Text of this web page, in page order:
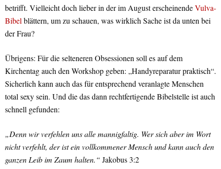
betrifft. Vielleicht doch lieber in der im August erscheinendeVulva-
Bibelblättern, um zu schauen, was wirklich Sache ist da unten bei
der Frau?
Übrigens: Für die selteneren Obsessionen soll es auf dem
Kirchentag auch den Workshop geben: „Handyreparatur praktisch“.
Sicherlich kann auch das für entsprechend veranlagte Menschen
total sexy sein. Und die das dann rechtfertigende Bibelstelle ist auch
schnell gefunden:
„Denn wir verfehlen uns alle mannigfaltig. Wer sich aber im Wort
nicht verfehlt, der ist ein vollkommener Mensch und kann auch den
ganzen Leib im Zaum halten.“ Jakobus 3:2